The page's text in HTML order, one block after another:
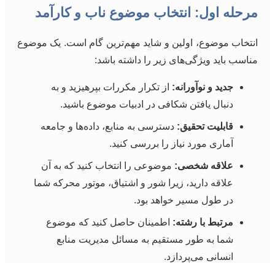
مرحله اول: انتخاب موضوع ناب و کارآمد
انتخاب موضوع، اولین و شاید مهم‌ترین گام است. یک موضوع
مناسب باید ویژگی‌های زیر را داشته باشد:
جدید و نوآورانه: از تکرار مکررات بپرهیزید و به
دنبال یافتن شکافی در ادبیات موضوع باشید.
قابلیت تحقیق: دسترسی به منابع، داده‌ها و جامعه
آماری مورد نیاز را بررسی کنید.
علاقه شخصی: موضوعی را انتخاب کنید که به آن
علاقه دارید، زیرا شور و اشتیاق، موتور محرکه شما
در طول مسیر خواهد بود.
مرتبط با رشته: اطمینان حاصل کنید که موضوع
شما به طور مستقیم به مسائل مدیریت منابع
انسانی می‌پردازد.